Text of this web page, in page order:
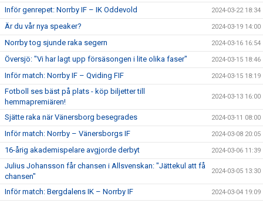
Inför genrepet: Norrby IF – IK Oddevold 2024-03-22 18:34
Är du vår nya speaker? 2024-03-19 14:00
Norrby tog sjunde raka segern 2024-03-16 16:54
Översjö: "Vi har lagt upp försäsongen i lite olika faser" 2024-03-15 18:46
Inför match: Norrby IF – Qviding FIF 2024-03-15 18:19
Fotboll ses bäst på plats - köp biljetter till
hemmapremiären!
2024-03-13 16:00
Sjätte raka när Vänersborg besegrades 2024-03-11 08:00
Inför match: Norrby – Vänersborgs IF 2024-03-08 20:05
16-årig akademispelare avgjorde derbyt 2024-03-06 11:39
Julius Johansson får chansen i Allsvenskan: "Jättekul att få
chansen"
2024-03-05 13:30
Inför match: Bergdalens IK – Norrby IF 2024-03-04 19:09